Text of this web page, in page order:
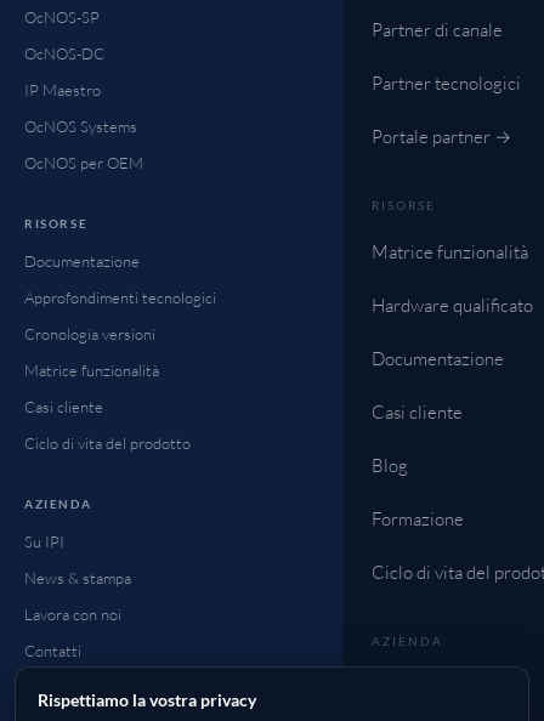
Partner di canale
Partner tecnologici
Portale partner →
RISORSE
Matrice funzionalità
Hardware qualificato
Documentazione
Casi cliente
Blog
Formazione
Ciclo di vita del
AZIENDA
Rispettiamo la vostra privacy
OcNOS-SP
OcNOS-DC
IP Maestro
OcNOS Systems
OcNOS per OEM
RISORSE
Documentazione
Approfondimenti tecnologici
Cronologia versioni
Matrice funzionalità
Casi cliente
Ciclo di vita del prodotto
AZIENDA
Su IPI
News & stampa
Lavora con noi
Contatti